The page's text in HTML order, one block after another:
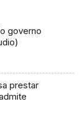
governo
prestar